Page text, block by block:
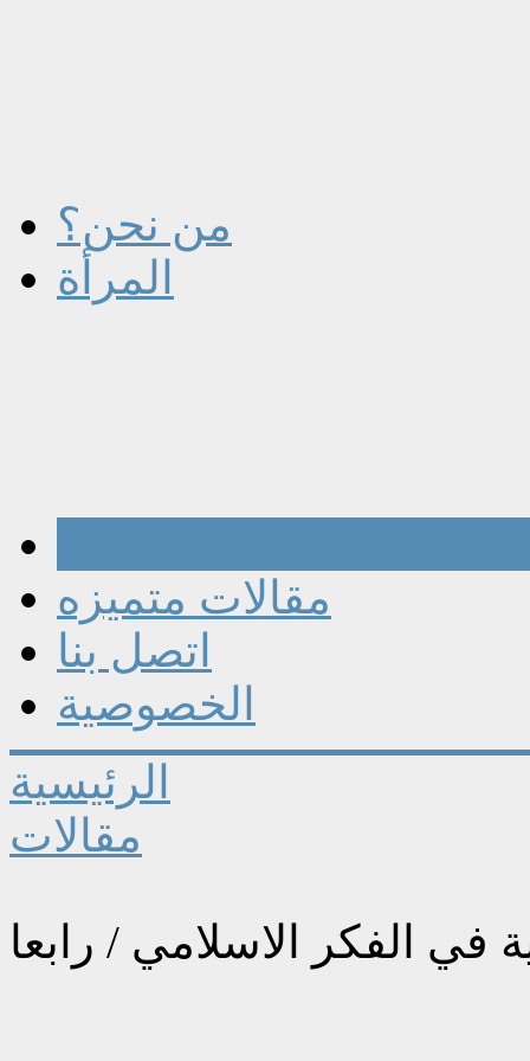
من نحن؟
المرأة
مقالات متميزه
اتصل بنا
الخصوصية
الرئيسية
مقالات
في الفكر الاسلامي / رابعا